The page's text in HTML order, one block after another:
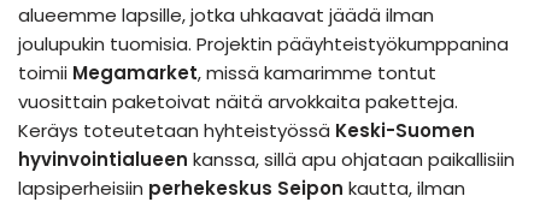
alueemme lapsille, jotka uhkaavat jäädä ilman
joulupukin tuomisia. Projektin pääyhteistyökumppanina
toimii Megamarket, missä kamarimme tontut
vuosittain paketoivat näitä arvokkaita paketteja.
Keräys toteutetaan hyhteistyössä Keski-Suomen
hyvinvointialueen kanssa, sillä apu ohjataan paikallisiin
lapsiperheisiin perhekeskus Seipon kautta, ilman